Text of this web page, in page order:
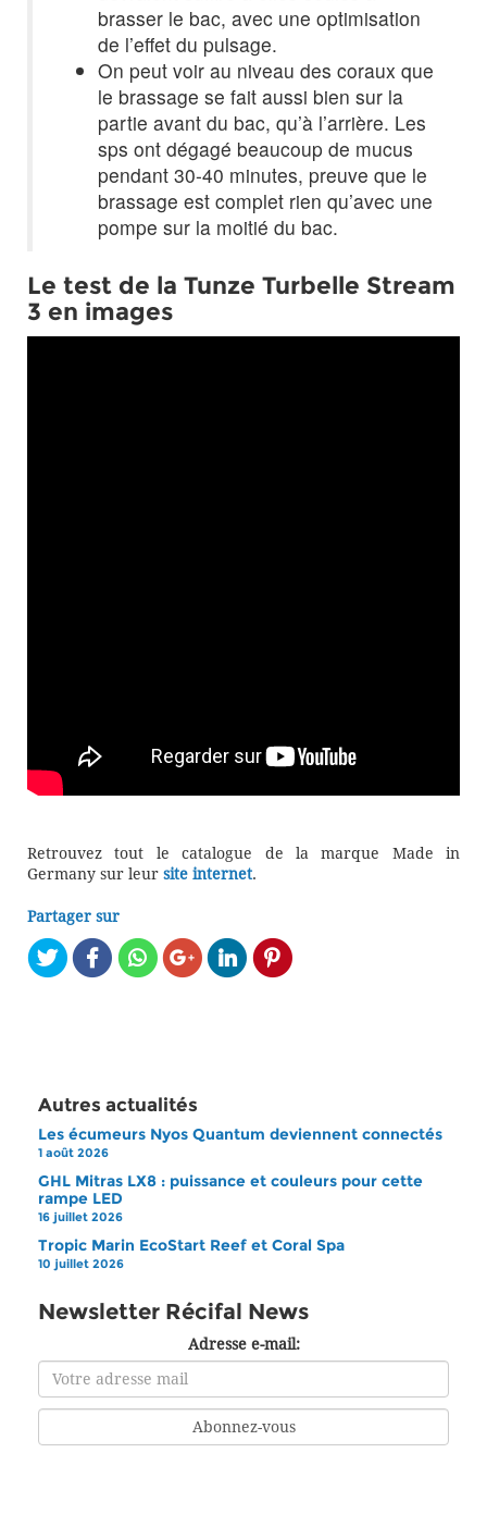
brasser le bac, avec une optimisation
de l’effet du pulsage.
On peut voir au niveau des coraux que
le brassage se fait aussi bien sur la
partie avant du bac, qu’à l’arrière. Les
sps ont dégagé beaucoup de mucus
pendant 30-40 minutes, preuve que le
brassage est complet rien qu’avec une
pompe sur la moitié du bac.
Le test de la Tunze Turbelle Stream
3 en images
Retrouvez tout le catalogue de la marque Made in
Germany sur leur site internet.
Partager sur
Autres actualités
Les écumeurs Nyos Quantum deviennent connectés
1 août 2026
GHL Mitras LX8 : puissance et couleurs pour cette
rampe LED
16 juillet 2026
Tropic Marin EcoStart Reef et Coral Spa
10 juillet 2026
Newsletter Récifal News
Adresse e-mail: